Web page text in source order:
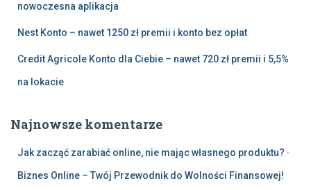
nowoczesna aplikacja
Nest Konto – nawet 1250 zł premii i konto bez opłat
Credit Agricole Konto dla Ciebie – nawet 720 zł premii i 5,5%
na lokacie
Najnowsze komentarze
Jak zacząć zarabiać online, nie mając własnego produktu? -
Biznes Online – Twój Przewodnik do Wolności Finansowej!